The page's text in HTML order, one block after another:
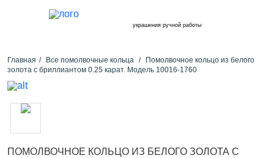
украшения ручной работы
Главная Все помолвочные кольца
Помолвочное кольцо из белого
золота с бриллиантом 0.25 карат. Модель 10016-1760
ПОМОЛВОЧНОЕ КОЛЬЦО ИЗ БЕЛОГО ЗОЛОТА С